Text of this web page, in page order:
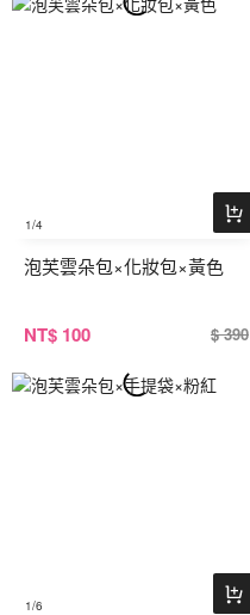
1/4
泡芙雲朵包×化妝包×黃色
NT$ 100 $ 390
1/6